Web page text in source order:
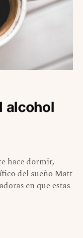
alcohol
hace dormir,
del sueño Matt
en que estas